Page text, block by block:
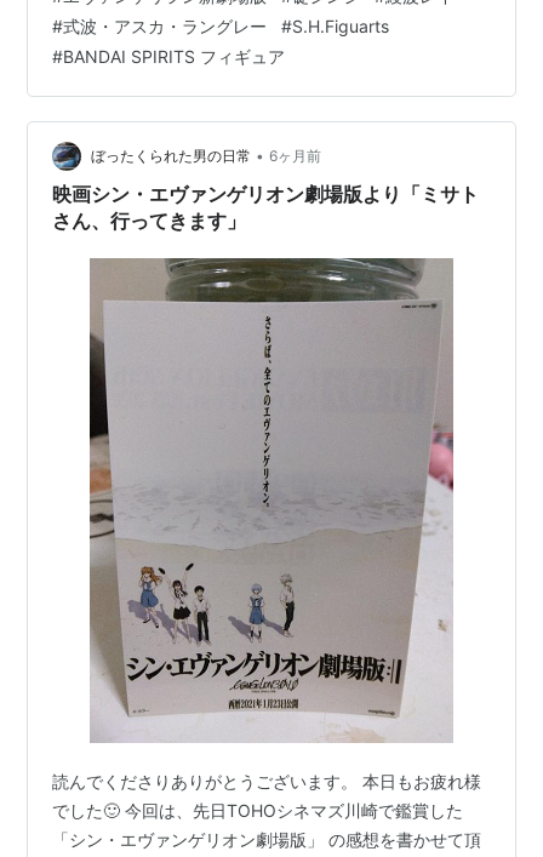
売の予定です♪ 【Amazon】30MP『式波・アスカ・ラン
グレー（プラグスーツVer.）』プラモデル【バンダイ】
【Amazon】30MP『綾波レイ（プラグスーツVer.）』プ
ラモデル【バンダイ】 【Amazonビデオ】シン・エヴァ
ンゲリオン劇場版｜…
#式波・アスカ・ラングレー #S.H.Figuarts
#BANDAI SPIRITS フィギュア
ぼったくられた男の日常 • 6ヶ月前
映画シン・エヴァンゲリオン劇場版より「ミサト
さん、行ってきます」
読んでくださりありがとうございます。 本日もお疲れ様
でした🙂 今回は、先日TOHOシネマズ川崎で鑑賞した
「シン・エヴァンゲリオン劇場版」 の感想を書かせて頂